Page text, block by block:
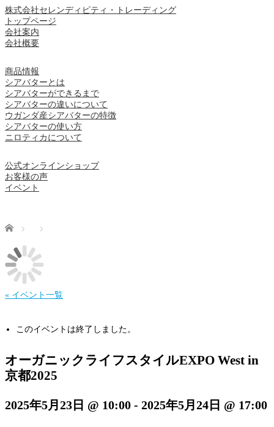
株式会社セレンディピティ・トレーディング
トップページ
会社案内
会社概要
商品情報
シアバターとは
シアバターができるまで
シアバターの違いについて
ウガンダ産シアバターの特徴
シアバターの使い方
ニロティカについて
公式オンラインショップ
お客様の声
イベント
Home
« イベント一覧
このイベントは終了しました。
オーガニックライフスタイルEXPO West in
京都2025
2025年5月23日 @ 10:00 - 2025年5月24日 @ 17:00